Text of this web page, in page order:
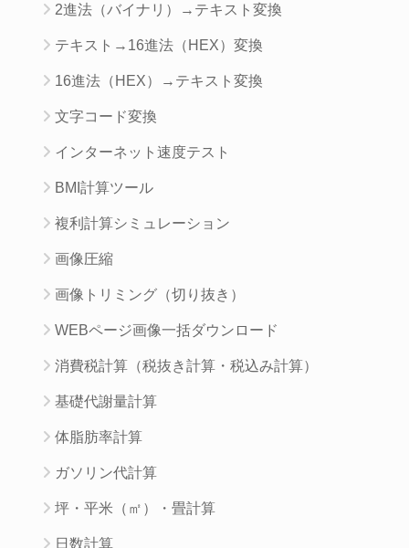
2進法（バイナリ）→テキスト変換
テキスト→16進法（HEX）変換
16進法（HEX）→テキスト変換
文字コード変換
インターネット速度テスト
BMI計算ツール
複利計算シミュレーション
画像圧縮
画像トリミング（切り抜き）
WEBページ画像一括ダウンロード
消費税計算（税抜き計算・税込み計算）
基礎代謝量計算
体脂肪率計算
ガソリン代計算
坪・平米（㎡）・畳計算
日数計算